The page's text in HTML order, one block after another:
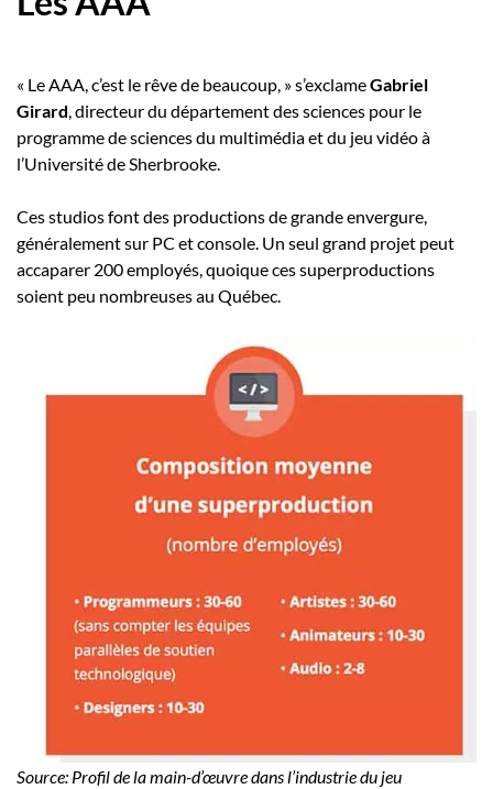
« Le AAA, c’est le rêve de beaucoup, » s’exclameGabriel
Girard, directeur du département des sciences pour le
programme de sciences du multimédia et du jeu vidéo à
l’Université de Sherbrooke.
Ces studios font des productions de grande envergure,
généralement sur PC et console. Un seul grand projet peut
accaparer 200 employés, quoique ces superproductions
soient peu nombreuses au Québec.
Source: Profil de la main-d’œuvre dans l’industrie du jeu